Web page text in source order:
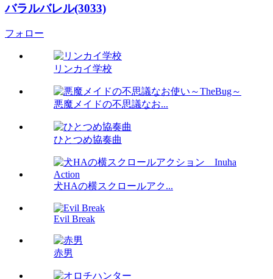
バラルバレル(3033)
フォロー
リンカイ学校
悪魔メイドの不思議なお...
ひとつめ協奏曲
犬HAの横スクロールアク...
Evil Break
赤男